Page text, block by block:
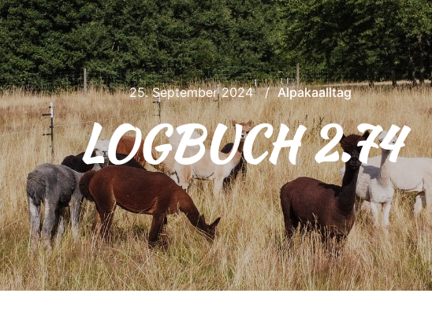
25. September 2024 Alpakaalltag
LOGBUCH 2.74